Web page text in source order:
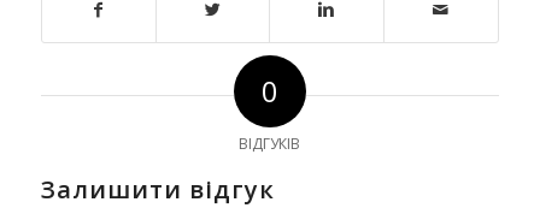
0
ВІДГУКІВ
Залишити відгук